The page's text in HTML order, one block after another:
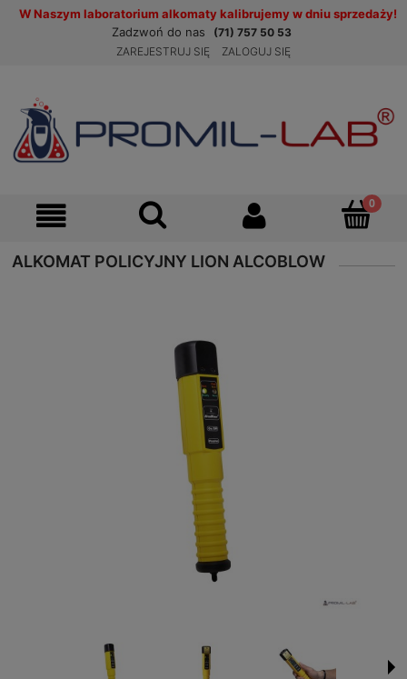
W Naszym laboratorium alkomaty kalibrujemy w dniu sprzedaży!
Zadzwoń do nas
(71) 757 50 53
ZAREJESTRUJ SIĘ
ZALOGUJ SIĘ
ALKOMAT POLICYJNY LION ALCOBLOW